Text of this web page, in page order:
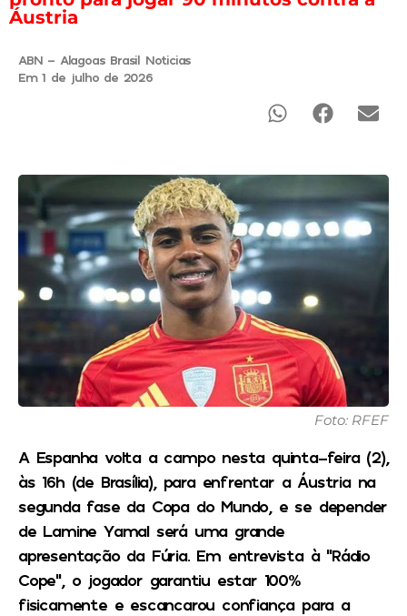
Áustria
ABN - Alagoas Brasil Noticias
Em 1 de julho de 2026
Foto: RFEF
A Espanha volta a campo nesta quinta-feira (2),
às 16h (de Brasília), para enfrentar a Áustria na
segunda fase da Copa do Mundo, e se depender
de Lamine Yamal será uma grande
apresentação da Fúria. Em entrevista à “Rádio
Cope”, o jogador garantiu estar 100%
fisicamente e escancarou confiança para a